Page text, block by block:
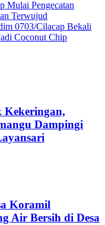
Mulai Pengecatan
Terwujud
0703/Cilacap Bekali
Coconut Chip
Kekeringan,
Dampingi
Koramil
Air Bersih di Desa